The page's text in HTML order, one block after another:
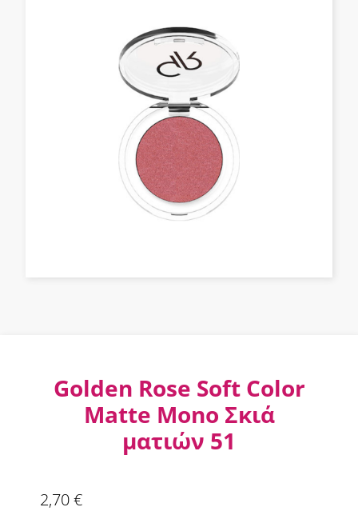
Golden Rose Soft Color
Matte Mono Σκιά
ματιών 51
2,70€